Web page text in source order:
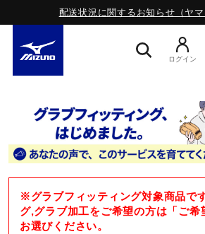
配送状況に関するお知らせ（ヤマ
ライフスタイルウエア
ランニング
ログイン
※グラブフィッティング対象商品で
グ,グラブ加工をご希望の方は「ご希
お選びください。